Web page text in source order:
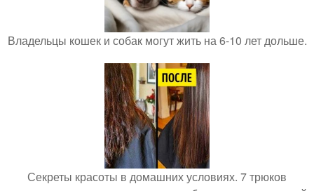
Владельцы кошек и собак могут жить на 6-10 лет дольше.
Секреты красоты в домашних условиях. 7 трюков